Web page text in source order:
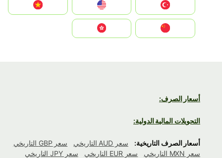
United States
Vietnam
أسعار الصرف:
التحويلات المالية الدولية:
أسعار الصرف التاريخية: سعر AUD التاريخي
سعر GBP التاريخي
سعر MXN التاريخي
سعر EUR التاريخي
سعر JPY التاريخي